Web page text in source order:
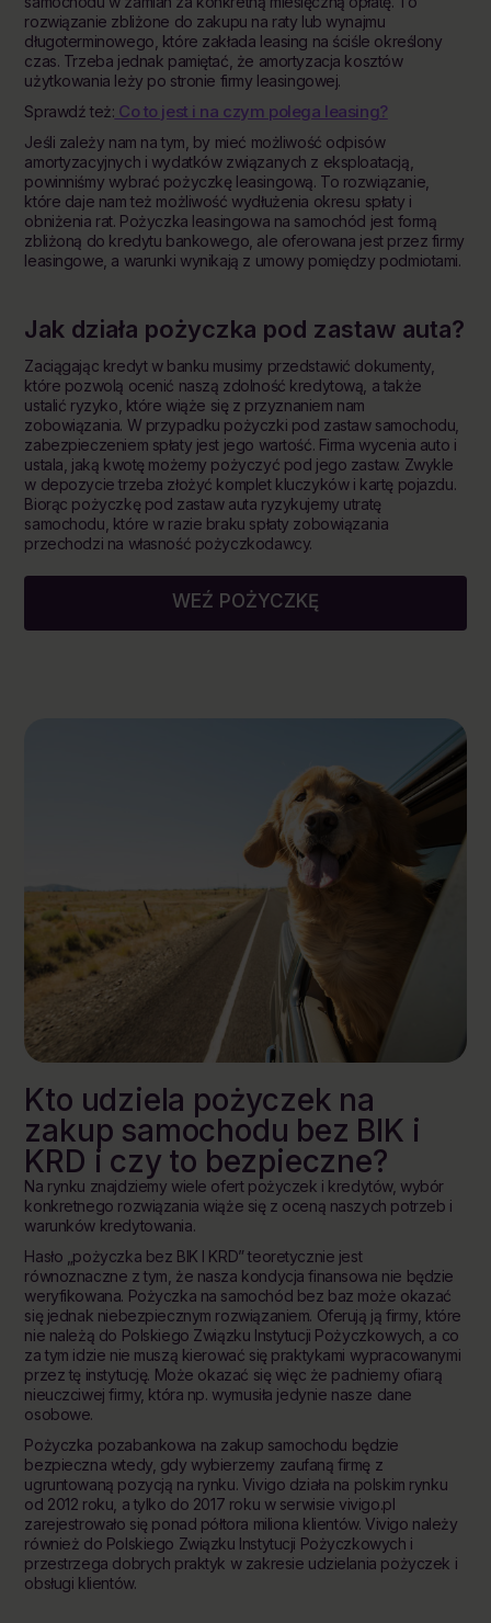
rozwiązanie zbliżone do zakupu na raty lub wynajmu
długoterminowego, które zakłada leasing na ściśle określony
czas. Trzeba jednak pamiętać, że amortyzacja kosztów
użytkowania leży po stronie firmy leasingowej.
Sprawdź też: Co to jest i na czym polega leasing?
Jeśli zależy nam na tym, by mieć możliwość odpisów
amortyzacyjnych i wydatków związanych z eksploatacją,
powinniśmy wybrać pożyczkę leasingową. To rozwiązanie,
które daje nam też możliwość wydłużenia okresu spłaty i
obniżenia rat. Pożyczka leasingowa na samochód jest formą
zbliżoną do kredytu bankowego, ale oferowana jest przez firmy
leasingowe, a warunki wynikają z umowy pomiędzy podmiotami.
Jak działa pożyczka pod zastaw auta?
Zaciągając kredyt w banku musimy przedstawić dokumenty,
które pozwolą ocenić naszą zdolność kredytową, a także
ustalić ryzyko, które wiąże się z przyznaniem nam
zobowiązania. W przypadku pożyczki pod zastaw samochodu,
zabezpieczeniem spłaty jest jego wartość. Firma wycenia auto i
ustala, jaką kwotę możemy pożyczyć pod jego zastaw. Zwykle
w depozycie trzeba złożyć komplet kluczyków i kartę pojazdu.
Biorąc pożyczkę pod zastaw auta ryzykujemy utratę
samochodu, które w razie braku spłaty zobowiązania
przechodzi na własność pożyczkodawcy.
WEŹ POŻYCZKĘ
Kto udziela pożyczek na
zakup samochodu bez BIK i
KRD i czy to bezpieczne?
Na rynku znajdziemy wiele ofert pożyczek i kredytów, wybór
konkretnego rozwiązania wiąże się z oceną naszych potrzeb i
warunków kredytowania.
Hasło „pożyczka bez BIK I KRD” teoretycznie jest
równoznaczne z tym, że nasza kondycja finansowa nie będzie
weryfikowana. Pożyczka na samochód bez baz może okazać
się jednak niebezpiecznym rozwiązaniem. Oferują ją firmy, które
nie należą do Polskiego Związku Instytucji Pożyczkowych, a co
za tym idzie nie muszą kierować się praktykami wypracowanymi
przez tę instytucję. Może okazać się więc że padniemy ofiarą
nieuczciwej firmy, która np. wymusiła jedynie nasze dane
osobowe.
Pożyczka pozabankowa na zakup samochodu będzie
bezpieczna wtedy, gdy wybierzemy zaufaną firmę z
ugruntowaną pozycją na rynku. Vivigo działa na polskim rynku
od 2012 roku, a tylko do 2017 roku w serwisie vivigo.pl
zarejestrowało się ponad półtora miliona klientów. Vivigo należy
również do Polskiego Związku Instytucji Pożyczkowych i
przestrzega dobrych praktyk w zakresie udzielania pożyczek i
obsługi klientów.